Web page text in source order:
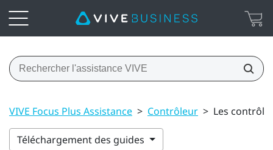
VIVE Focus Plus Assistance > Contrôleur > Les
Téléchargement des guides